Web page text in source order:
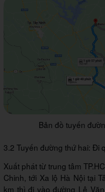
Bản đồ tuyến
3.2 Tuyến đường thứ hai: Đi
Xuất phát từ trung tâm
Chinh, tới Xa lộ Hà Nội tại
km thì đi vào đường Lê